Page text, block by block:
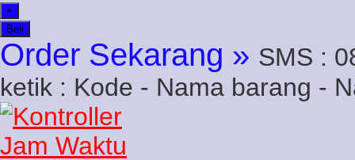
+
Beli
Order Sekarang » SMS :
ketik : Kode - Nama barang -